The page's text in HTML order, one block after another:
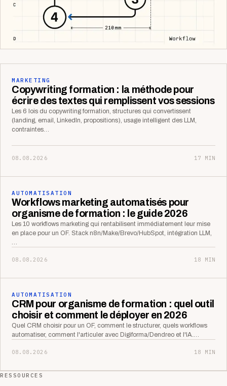
MARKETING
Copywriting formation : la méthode pour
écrire des textes qui remplissent vos sessions
Les 6 lois du copywriting formation, structures qui convertissent
(landing, email, LinkedIn, propositions), usage intelligent des LLM,
contraintes…
08.08.2026 17 MIN
AUTOMATISATION
Workflows marketing automatisés pour
organisme de formation : le guide 2026
Les 10 workflows marketing qui rentabilisent immédiatement leur mise
en place pour un OF. Stack n8n/Make/Brevo/HubSpot, intégration LLM,
…
08.08.2026 18 MIN
AUTOMATISATION
CRM pour organisme de formation : quel outil
choisir et comment le déployer en 2026
Quel CRM choisir pour un OF, comment le structurer, quels workflows
automatiser, comment l'articuler avec Digiforma/Dendreo et l'IA.…
08.08.2026 18 MIN
RESSOURCES